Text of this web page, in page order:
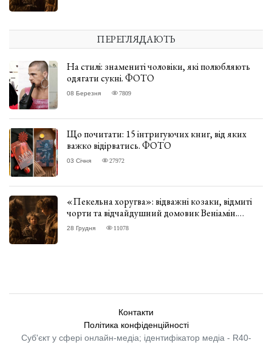
ПЕРЕГЛЯДАЮТЬ
На стилі: знамениті чоловіки, які полюбляють
одягати сукні. ФОТО
08 Березня 7809
Що почитати: 15 інтригуючих книг, від яких
важко відірватись. ФОТО
03 Січня 27972
«Пекельна хоругва»: відважні козаки, відмиті
чорти та відчайдушний домовик Веніамін.
ВІДГУК
28 Грудня 11078
Контакти
Політика конфіденційності
Суб'єкт у сфері онлайн-медіа; ідентифікатор медіа - R40-